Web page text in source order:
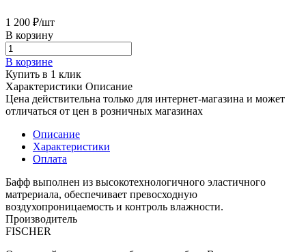
1 200 ₽/шт
В корзину
В корзине
Купить в 1 клик
Характеристики Описание
Цена действительна только для интернет-магазина и может
отличаться от цен в розничных магазинах
Описание
Характеристики
Оплата
Бафф выполнен из высокотехнологичного эластичного
матрериала, обеспечивает превосходную
воздухопроницаемость и контроль влажности.
Производитель
FISCHER